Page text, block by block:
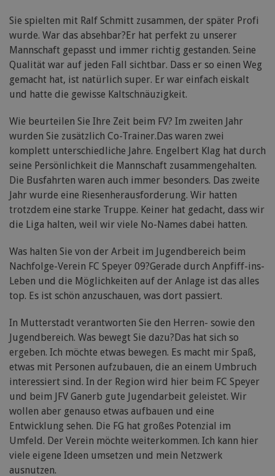
Sie spielten mit Ralf Schmitt zusammen, der später Profi
wurde. War das absehbar?Er hat perfekt zu unserer
Mannschaft gepasst und immer richtig gestanden. Seine
Qualität war auf jeden Fall sichtbar. Dass er so einen Weg
gemacht hat, ist natürlich super. Er war einfach eiskalt
und hatte die gewisse Kaltschnäuzigkeit.
Wie beurteilen Sie Ihre Zeit beim FV? Im zweiten Jahr
wurden Sie zusätzlich Co-Trainer.Das waren zwei
komplett unterschiedliche Jahre. Engelbert Klag hat durch
seine Persönlichkeit die Mannschaft zusammengehalten.
Die Busfahrten waren auch immer besonders. Das zweite
Jahr wurde eine Riesenherausforderung. Wir hatten
trotzdem eine starke Truppe. Keiner hat gedacht, dass wir
die Liga halten, weil wir viele No-Names dabei hatten.
Was halten Sie von der Arbeit im Jugendbereich beim
Nachfolge-Verein FC Speyer 09?Gerade durch Anpfiff-ins-
Leben und die Möglichkeiten auf der Anlage ist das alles
top. Es ist schön anzuschauen, was dort passiert.
In Mutterstadt verantworten Sie den Herren- sowie den
Jugendbereich. Was bewegt Sie dazu?Das hat sich so
ergeben. Ich möchte etwas bewegen. Es macht mir Spaß,
etwas mit Personen aufzubauen, die an einem Umbruch
interessiert sind. In der Region wird hier beim FC Speyer
und beim JFV Ganerb gute Jugendarbeit geleistet. Wir
wollen aber genauso etwas aufbauen und eine
Entwicklung sehen. Die FG hat großes Potenzial im
Umfeld. Der Verein möchte weiterkommen. Ich kann hier
viele eigene Ideen umsetzen und mein Netzwerk
ausnutzen.